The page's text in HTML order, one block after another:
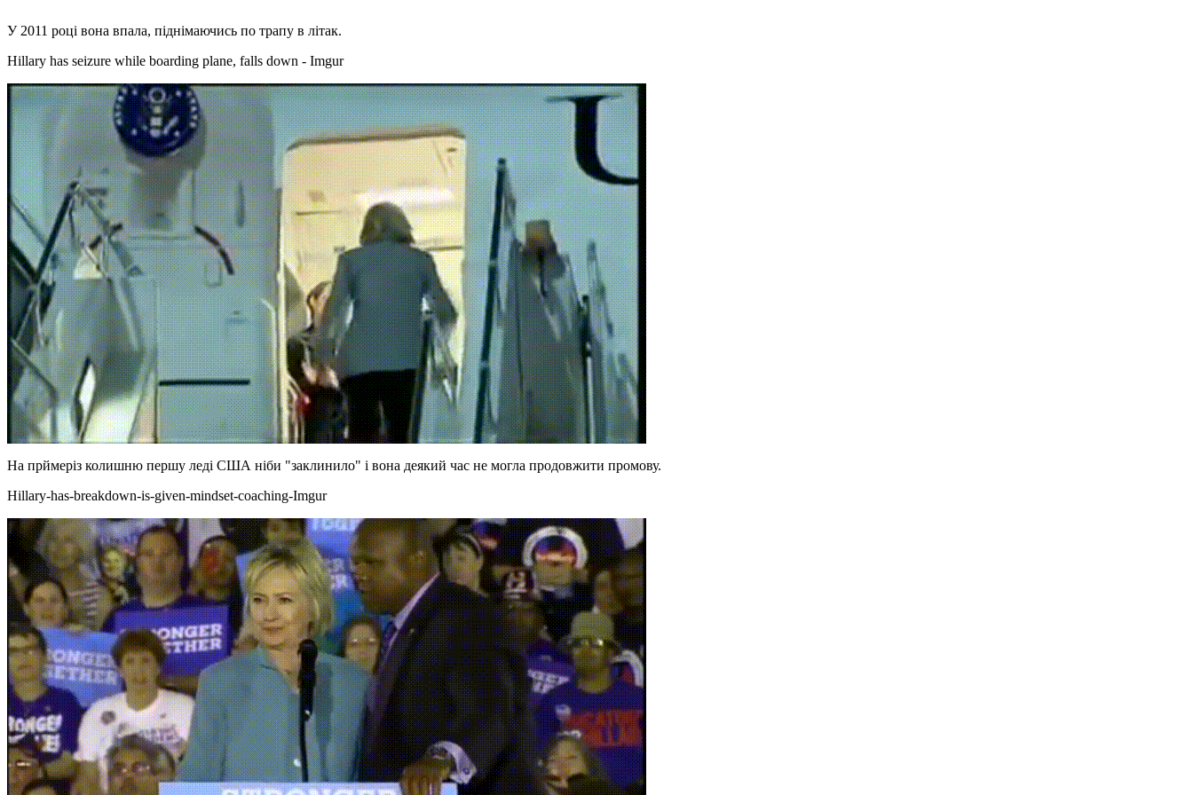
У 2011 році вона впала, піднімаючись по трапу в літак.
Hillary has seizure while boarding plane, falls down - Imgur
На прймеріз колишню першу леді США ніби "заклинило" і вона деякий час не могла продовжити промову.
Hillary-has-breakdown-is-given-mindset-coaching-Imgur